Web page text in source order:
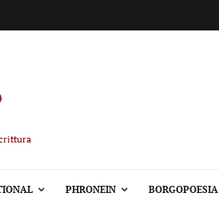
PHRONEIN BORGOPOESIA